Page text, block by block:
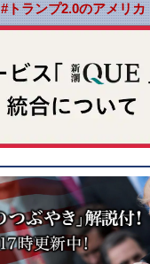
#トランプ2.0のアメリカ